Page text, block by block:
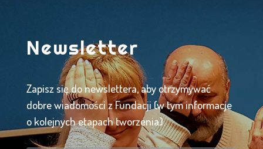
Newsletter
Zapisz się do newslettera, aby otrzymywać
dobre wiadomości z Fundacji (w tym informacje
o kolejnych etapach tworzenia).